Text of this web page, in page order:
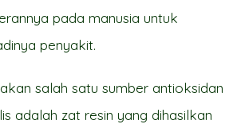
pada manusia untuk
penyakit.
salah satu sumber antioksidan
adalah zat resin yang dihasilkan